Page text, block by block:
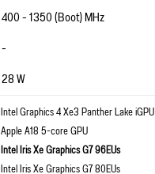
400 - 1350 (Boot) MHz
-
28 W
Intel Graphics 4 Xe3 Panther Lake iGPU
Apple A18 5-core GPU
Intel Iris Xe Graphics G7 96EUs
Intel Iris Xe Graphics G7 80EUs